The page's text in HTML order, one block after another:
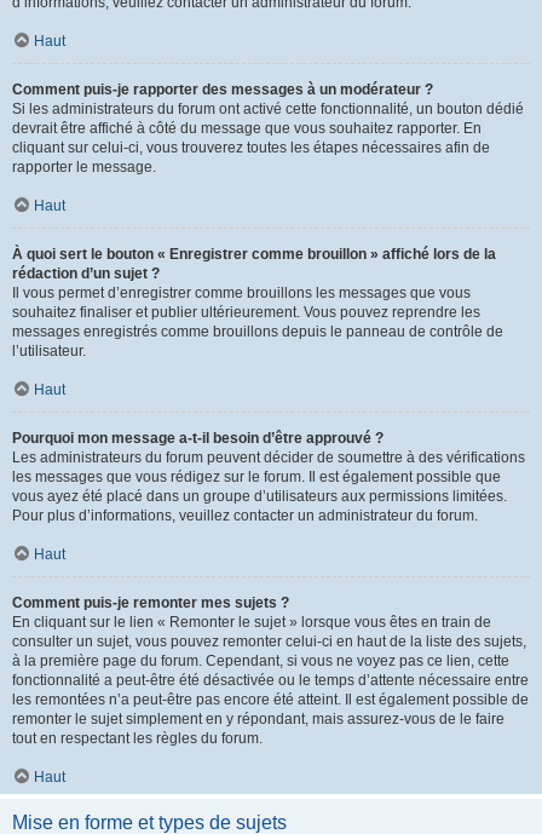
Haut
Comment puis-je rapporter des messages à un modérateur ?
Si les administrateurs du forum ont activé cette fonctionnalité, un bouton dédié
devrait être affiché à côté du message que vous souhaitez rapporter. En
cliquant sur celui-ci, vous trouverez toutes les étapes nécessaires afin de
rapporter le message.
Haut
À quoi sert le bouton « Enregistrer comme brouillon » affiché lors de la
rédaction d’un sujet ?
Il vous permet d’enregistrer comme brouillons les messages que vous
souhaitez finaliser et publier ultérieurement. Vous pouvez reprendre les
messages enregistrés comme brouillons depuis le panneau de contrôle de
l’utilisateur.
Haut
Pourquoi mon message a-t-il besoin d’être approuvé ?
Les administrateurs du forum peuvent décider de soumettre à des vérifications
les messages que vous rédigez sur le forum. Il est également possible que
vous ayez été placé dans un groupe d’utilisateurs aux permissions limitées.
Pour plus d’informations, veuillez contacter un administrateur du forum.
Haut
Comment puis-je remonter mes sujets ?
En cliquant sur le lien « Remonter le sujet » lorsque vous êtes en train de
consulter un sujet, vous pouvez remonter celui-ci en haut de la liste des sujets,
à la première page du forum. Cependant, si vous ne voyez pas ce lien, cette
fonctionnalité a peut-être été désactivée ou le temps d’attente nécessaire entre
les remontées n’a peut-être pas encore été atteint. Il est également possible de
remonter le sujet simplement en y répondant, mais assurez-vous de le faire
tout en respectant les règles du forum.
Haut
Mise en forme et types de sujets